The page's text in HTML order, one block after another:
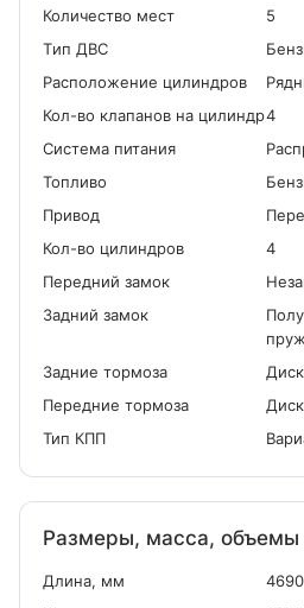
Количество мест
5
Tип ДВС
Расположение цилиндров
Кол-во клапанов на цилиндр4
Система питания
Топливо
Привод
Кол-во цилиндров
4
Передний замок
Задний замок
Задние тормоза
Передние тормоза
Тип КПП
Размеры, масса, объемы
Длина, мм
4690